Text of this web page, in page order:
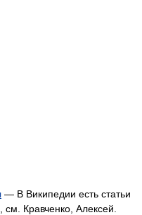
— В Википедии есть статьи
Кравченко, Алексей.